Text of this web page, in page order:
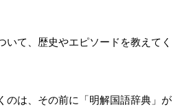
て、歴史やエピソードを教えてく
のは、その前に「明解国語辞典」が